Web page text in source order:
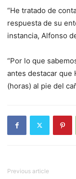
“He tratado de
respuesta de su
instancia, Alfonso
“Por lo que
antes destacar que
(horas) al pie del
Previous article